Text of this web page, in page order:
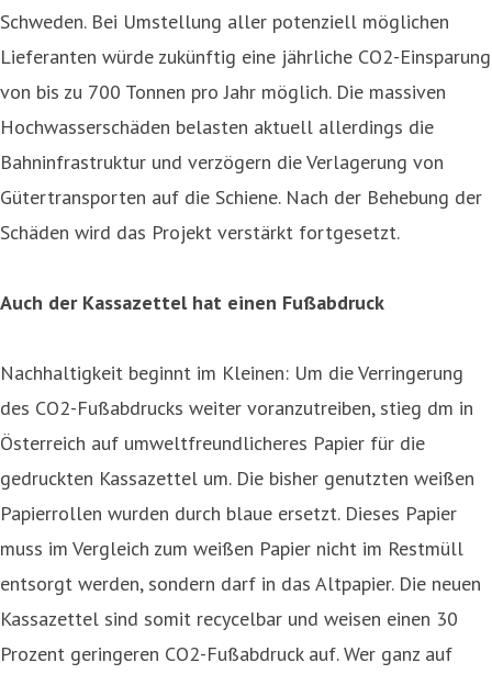
Schweden. Bei Umstellung aller potenziell möglichen
Lieferanten würde zukünftig eine jährliche CO2-Einsparung
von bis zu 700 Tonnen pro Jahr möglich. Die massiven
Hochwasserschäden belasten aktuell allerdings die
Bahninfrastruktur und verzögern die Verlagerung von
Gütertransporten auf die Schiene. Nach der Behebung der
Schäden wird das Projekt verstärkt fortgesetzt.
Auch der Kassazettel hat einen Fußabdruck
Nachhaltigkeit beginnt im Kleinen: Um die Verringerung
des CO2-Fußabdrucks weiter voranzutreiben, stieg dm in
Österreich auf umweltfreundlicheres Papier für die
gedruckten Kassazettel um. Die bisher genutzten weißen
Papierrollen wurden durch blaue ersetzt. Dieses Papier
muss im Vergleich zum weißen Papier nicht im Restmüll
entsorgt werden, sondern darf in das Altpapier. Die neuen
Kassazettel sind somit recycelbar und weisen einen 30
Prozent geringeren CO2-Fußabdruck auf. Wer ganz auf